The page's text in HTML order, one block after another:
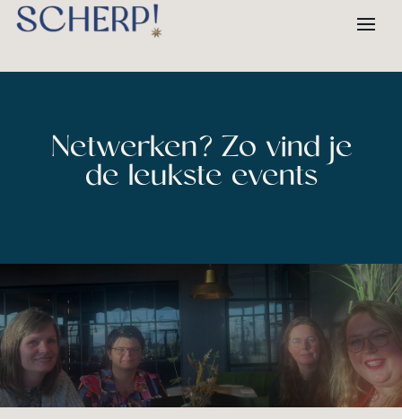
Netwerken? Zo vind je
de leukste events